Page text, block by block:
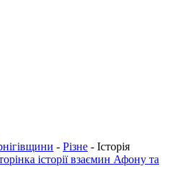
- Різне - Історія
історії взаємин Афону та